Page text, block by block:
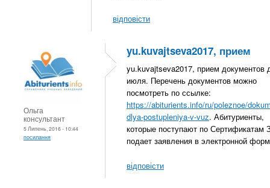
відповісти
Ольга
консультант
5 Липень, 2016 - 10:44
посилання
yu.kuvajtseva2017, прием
yu.kuvajtseva2017, прием документов
июля. Перечень документов можно
посмотреть по ссылке:
https://abiturients.info/ru/poleznoe/
dlya-postupleniya-v-vuz. Абитуриенты,
которые поступают по Сертификатам
подает заявления в электронной
відповісти